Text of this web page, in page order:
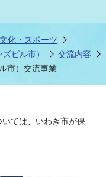
化・スポーツ
ビル市）
交流内容
市）交流事業
ては、いわき市が保